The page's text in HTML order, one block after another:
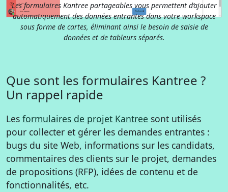
Les formulaires Kantree partageables vous permettent d’ajouter
automatiquement des données entrantes dans votre workspace
sous forme de cartes, éliminant ainsi le besoin de saisie de
données et de tableurs séparés.
Que sont les formulaires Kantree ?
Un rappel rapide
Les formulaires de projet Kantree sont utilisés
pour collecter et gérer les demandes entrantes :
bugs du site Web, informations sur les candidats,
commentaires des clients sur le projet, demandes
de propositions (RFP), idées de contenu et de
fonctionnalités, etc.